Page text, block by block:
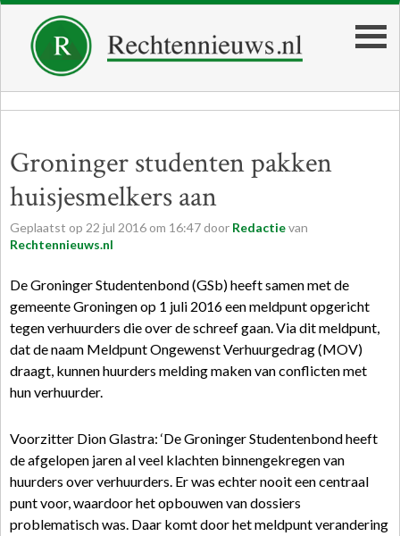
Groninger studenten pakken
huisjesmelkers aan
Geplaatst op 22 jul 2016 om 16:47 door Redactievan
Rechtennieuws.nl
De Groninger Studentenbond (GSb) heeft samen met de
gemeente Groningen op 1 juli 2016 een meldpunt opgericht
tegen verhuurders die over de schreef gaan. Via dit meldpunt,
dat de naam Meldpunt Ongewenst Verhuurgedrag (MOV)
draagt, kunnen huurders melding maken van conflicten met
hun verhuurder.
Voorzitter Dion Glastra: ‘De Groninger Studentenbond heeft
de afgelopen jaren al veel klachten binnengekregen van
huurders over verhuurders. Er was echter nooit een centraal
punt voor, waardoor het opbouwen van dossiers
problematisch was. Daar komt door het meldpunt verandering